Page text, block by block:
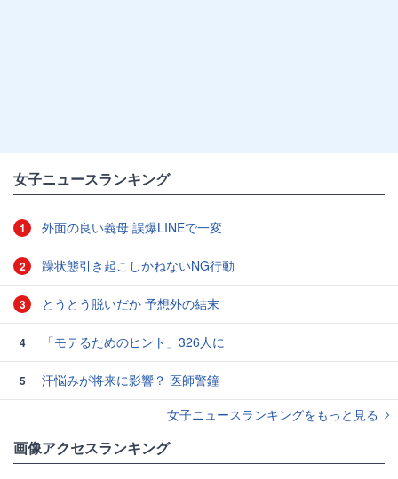
女子ニュースランキング
1 外面の良い義母 誤爆LINEで一変
2 躁状態引き起こしかねないNG行動
3 とうとう脱いだか 予想外の結末
4 「モテるためのヒント」326人に
5
汗悩みが将来に影響？ 医師警鐘
女子ニュースランキングをもっと見る
画像アクセスランキング